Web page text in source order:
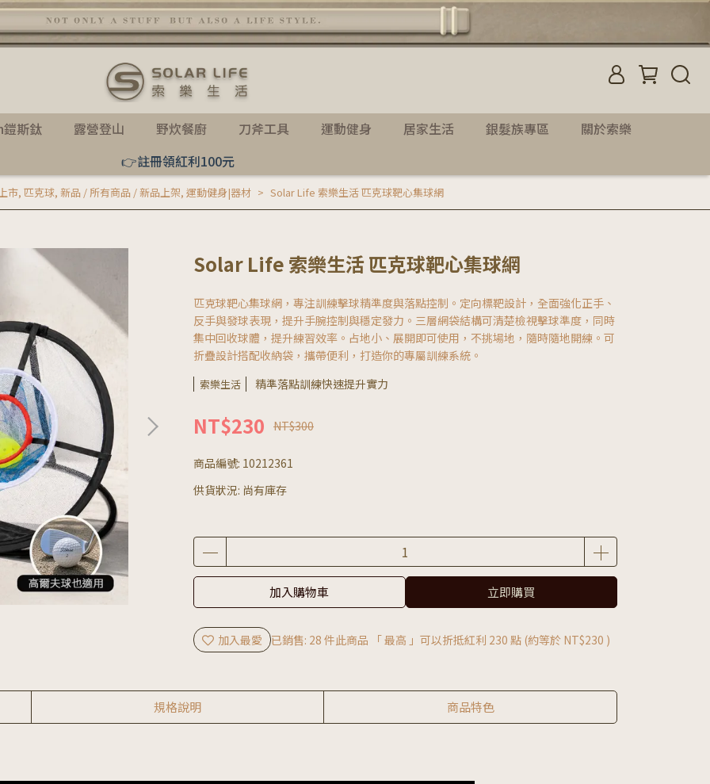
斯鈦 露營登山 野炊餐廚 刀斧工具 運動健身 居家生活 銀髮族專區
關於索樂
👉註冊領紅利100元
市, 匹克球, 新品 / 所有商品 / 新品上架, 運動健身|器材 Solar Life 索樂生活 匹克球靶心集球網
Solar Life 索樂生活 匹克球靶心集球網
匹克球靶心集球網，專注訓練擊球精準度與落點控制。定向標靶設計，全面強化正手、
反手與發球表現，提升手腕控制與穩定發力。三層網袋結構可清楚檢視擊球準度，同時
集中回收球體，提升練習效率。占地小、展開即可使用，不挑場地，隨時隨地開練。可
折疊設計搭配收納袋，攜帶便利，打造你的專屬訓練系統。
索樂生活 精準落點訓練快速提升實力
NT$230 NT$300
商品編號: 10212361
供貨狀況: 尚有庫存
加入購物車 立即購買
加入最愛 已銷售: 28 件此商品 「 最高 」可以折抵紅利 230 點 (約等於 NT$230 )
規格說明 商品特色